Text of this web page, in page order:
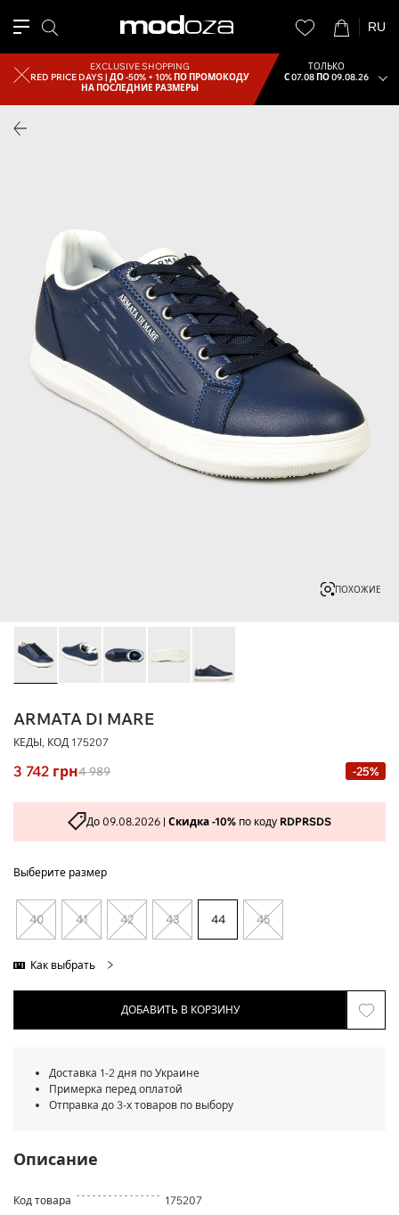
RU
EXCLUSIVE SHOPPING
RED PRICE DAYS |ДО -50% + 10% ПО ПРОМОКОДУ
НА ПОСЛЕДНИЕ РАЗМЕРЫ
ТОЛЬКО
С 07.08 ПО 09.08.26
ПОХОЖИЕ
ARMATA DI MARE
КЕДЫ, КОД 175207
3 742 грн4 989 -25%
До 09.08.2026 | Скидка -10% по коду RDPRSDS
Выберите размер
40 41 42 43 44 45
Как выбрать
ДОБАВИТЬ В КОРЗИНУ
Доставка 1-2 дня по Украине
Примерка перед оплатой
Отправка до 3-х товаров по выбору
Описание
Код товара
175207